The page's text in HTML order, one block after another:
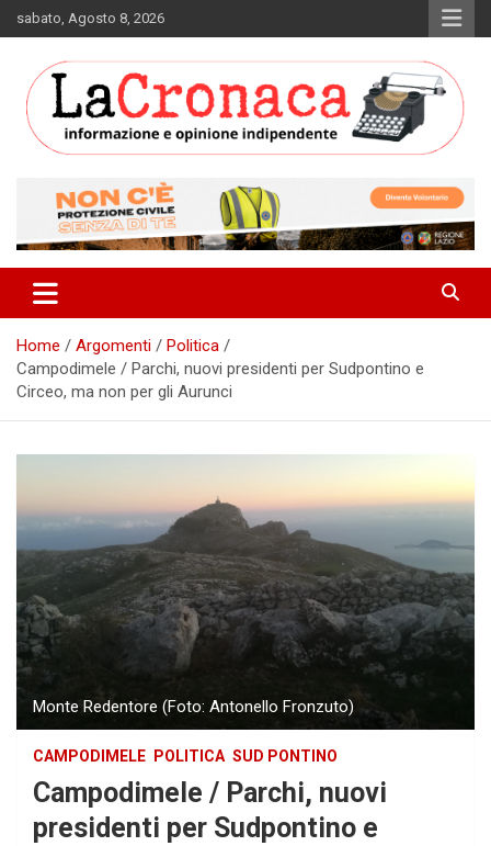
to
sabato, Agosto 8, 2026
La Cronaca Quotidiano
Home Argomenti
Politica
Campodimele / Parchi, nuovi presidenti per Sudpontino e
Circeo, ma non per gli Aurunci
Monte Redentore (Foto: Antonello Fronzuto)
CAMPODIMELE POLITICA SUD PONTINO
Campodimele / Parchi, nuovi
presidenti per Sudpontino e